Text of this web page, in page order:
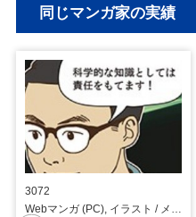
同じマンガ家の実績
3072
Webマンガ (PC), イラスト / メーカー